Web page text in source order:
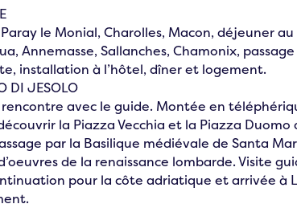
le Monial, Charolles, Macon, déjeuner
Annemasse, Sallanches, Chamonix,
installation à l’hôtel, dîner et logement.
DI JESOLO
avec le guide. Montée en
la Piazza Vecchia et la Piazza
par la Basilique médiévale de Santa
de la renaissance lombarde. Visite
pour la côte adriatique et arrivée à